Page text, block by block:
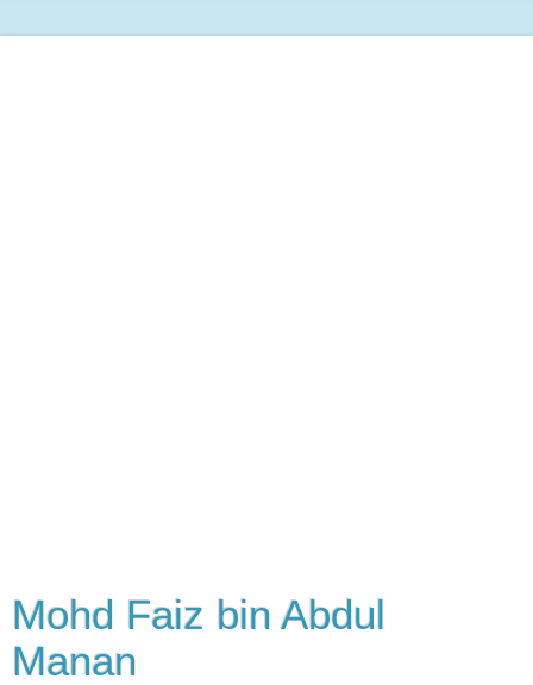
Mohd Faiz bin Abdul
Manan